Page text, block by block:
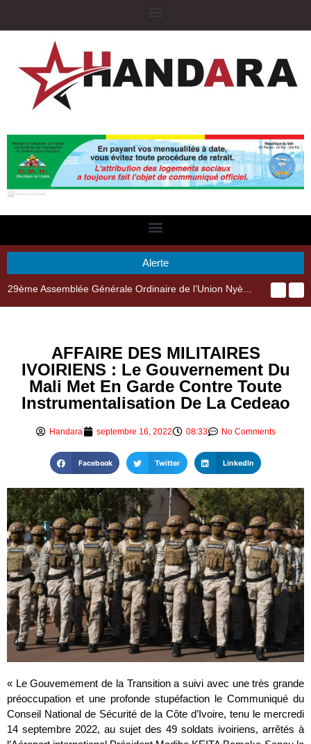
Alerte
29ème Assemblée Générale Ordinaire de l’Union Nyèsigiso : L’encours total des dépôts des membres passé de 18 milliards en 2024 à 21 milliards en 2025
AFFAIRE DES MILITAIRES
IVOIRIENS : Le Gouvernement Du
Mali Met En Garde Contre Toute
Instrumentalisation De La Cedeao
Handara septembre 16, 2022 08:33 No Comments
Facebook Twitter LinkedIn
« Le Gouvemement de la Transition a suivi avec une très grande
préoccupation et une profonde stupéfaction le Communiqué du
Conseil National de Sécurité de la Côte d’Ivoire, tenu le mercredi
14 septembre 2022, au sujet des 49 soldats ivoiriens, arrêtés à